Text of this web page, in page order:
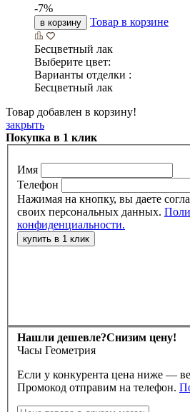
-7%
в корзину Товар в корзине
Бесцветный лак
Выберите цвет:
Варианты отделки :
Бесцветный лак
Товар добавлен в корзину!
закрыть
Покупка в 1 клик
Имя
Телефон
Нажимая на кнопку, вы даете
своих персональных данных.
конфиденциальности.
Нашли дешевле?Снизим цену!
Часы Геометрия
Если у конкурента цена ниже —
Промокод отправим на телефон.